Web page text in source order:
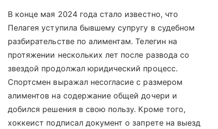
В конце мая 2024 года стало известно, что
Пелагея уступила бывшему супругу в судебном
разбирательстве по алиментам. Телегин на
протяжении нескольких лет после развода со
звездой продолжал юридический процесс.
Спортсмен выражал несогласие с размером
алиментов на содержание общей дочери и
добился решения в свою пользу. Кроме того,
хоккеист подписал документ о запрете на выезд